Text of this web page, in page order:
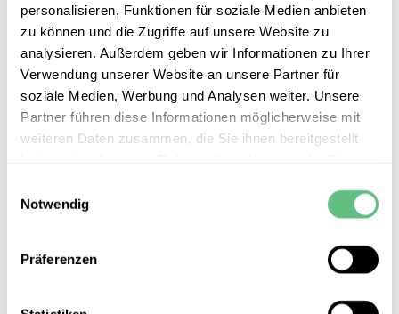
personalisieren, Funktionen für soziale Medien anbieten
zu können und die Zugriffe auf unsere Website zu
analysieren. Außerdem geben wir Informationen zu Ihrer
Verwendung unserer Website an unsere Partner für
soziale Medien, Werbung und Analysen weiter. Unsere
Partner führen diese Informationen möglicherweise mit
weiteren Daten zusammen, die Sie ihnen bereitgestellt
Notwendig
Präferenzen
Alle Krangabeln
Geschichte
Wacker Bauprodukte GmbH (WBP)
Start
VDB etabliert in BENELUX